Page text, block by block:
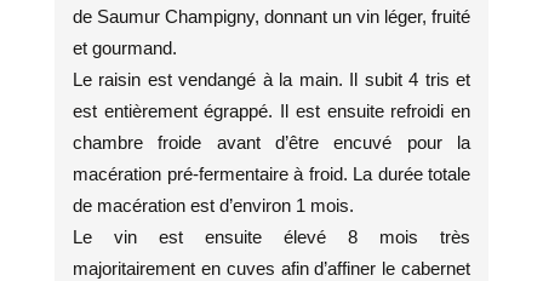
de Saumur Champigny, donnant un vin léger, fruité
et gourmand.
Le raisin est vendangé à la main. Il subit 4 tris et
est entièrement égrappé. Il est ensuite refroidi en
chambre froide avant d’être encuvé pour la
macération pré-fermentaire à froid. La durée totale
de macération est d’environ 1 mois.
Le vin est ensuite élevé 8 mois très
majoritairement en cuves afin d’affiner le cabernet